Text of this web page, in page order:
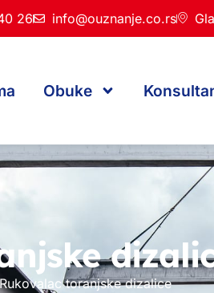
26 info@ouznanje.co.rs
Obuke
Rukovalac toranjske dizalice